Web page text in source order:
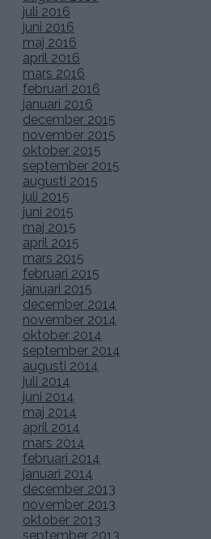
juli 2016
juni 2016
maj 2016
april 2016
mars 2016
februari 2016
januari 2016
december 2015
november 2015
oktober 2015
september 2015
augusti 2015
juli 2015
juni 2015
maj 2015
april 2015
mars 2015
februari 2015
januari 2015
december 2014
november 2014
oktober 2014
september 2014
augusti 2014
juli 2014
juni 2014
maj 2014
april 2014
mars 2014
februari 2014
januari 2014
december 2013
november 2013
oktober 2013
september 2013